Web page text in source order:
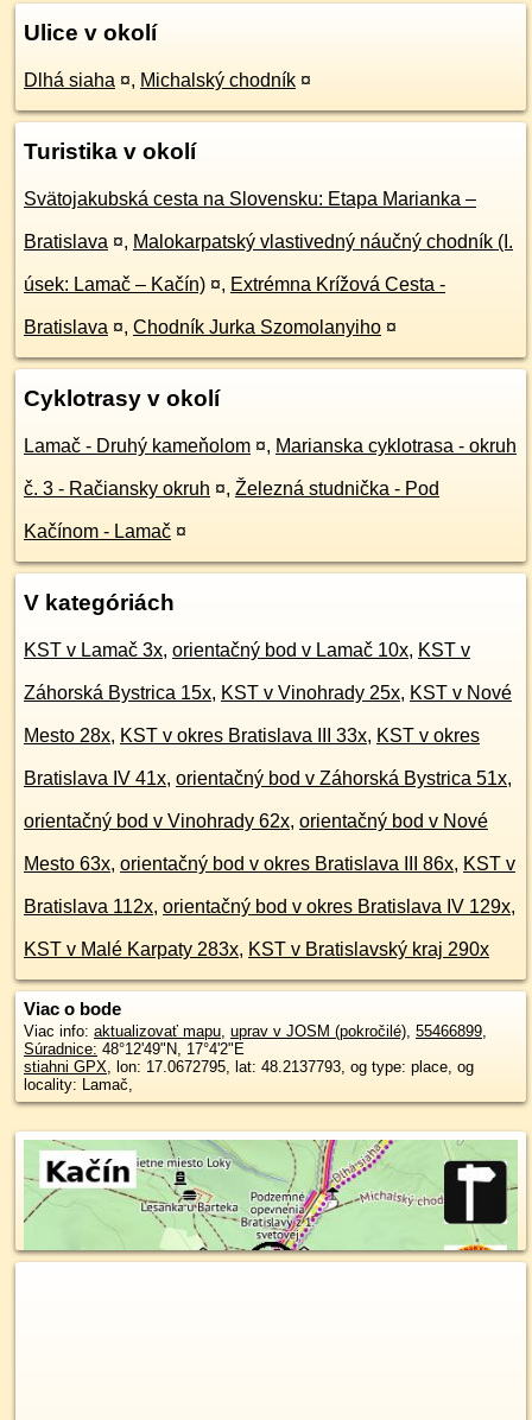
Ulice v okolí
Dlhá siaha ¤, Michalský chodník ¤
Turistika v okolí
Svätojakubská cesta na Slovensku: Etapa Marianka –
Bratislava ¤, Malokarpatský vlastivedný náučný chodník (I.
úsek: Lamač – Kačín) ¤, Extrémna Krížová Cesta -
Bratislava ¤, Chodník Jurka Szomolanyiho ¤
Cyklotrasy v okolí
Lamač - Druhý kameňolom ¤, Marianska cyklotrasa - okruh
č. 3 - Račiansky okruh ¤, Železná studnička - Pod
Kačínom - Lamač ¤
V kategóriách
KST v Lamač 3x, orientačný bod v Lamač 10x, KST v
Záhorská Bystrica 15x, KST v Vinohrady 25x, KST v Nové
Mesto 28x, KST v okres Bratislava III 33x, KST v okres
Bratislava IV 41x, orientačný bod v Záhorská Bystrica 51x,
orientačný bod v Vinohrady 62x, orientačný bod v Nové
Mesto 63x, orientačný bod v okres Bratislava III 86x, KST v
Bratislava 112x, orientačný bod v okres Bratislava IV 129x,
KST v Malé Karpaty 283x, KST v Bratislavský kraj 290x
Viac o bode
Viac info: aktualizovať mapu, uprav v JOSM (pokročilé), 55466899,
Súradnice: 48°12'49"N, 17°4'2"E
stiahni GPX, lon: 17.0672795, lat: 48.2137793, og type: place, og
locality: Lamač,